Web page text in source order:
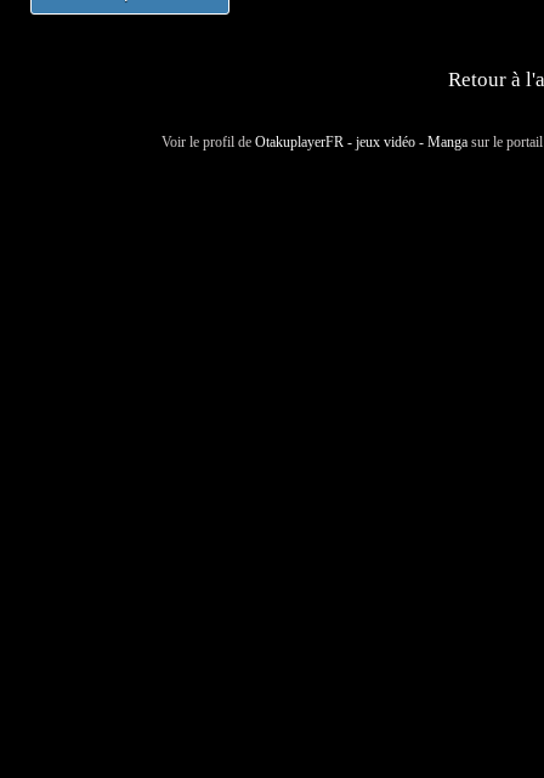
Retour à
Voir le profil de OtakuplayerFR - jeux vidéo - Manga sur le